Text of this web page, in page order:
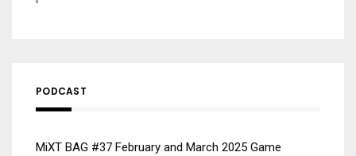
PODCAST
MiXT BAG #37 February and March 2025 Game